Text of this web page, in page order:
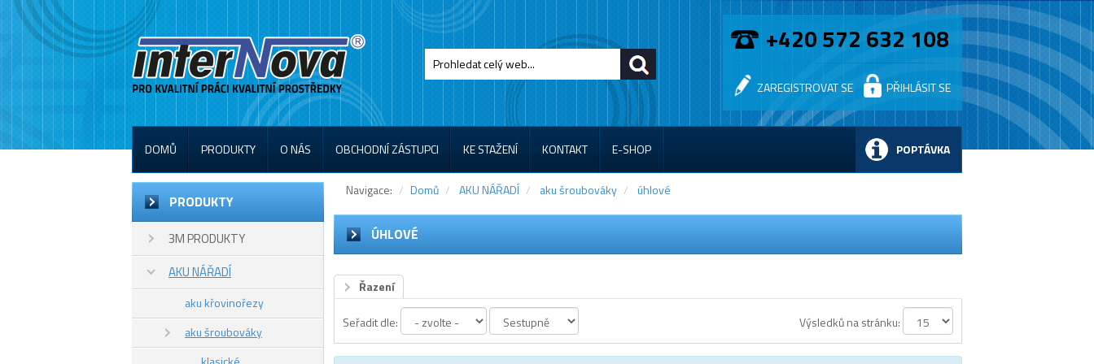
+420 572 632 108
ZAREGISTROVAT SE PŘIHLÁSIT SE
DOMŮ PRODUKTY O NÁS OBCHODNÍ ZÁSTUPCI KE STAŽENÍ KONTAKT E-SHOP POPTÁVKA
PRODUKTY
3M PRODUKTY
AKU NÁŘADÍ
aku křovinořezy
aku šroubováky
Navigace: Domů AKU NÁŘADÍ aku šroubováky úhlové
ÚHLOVÉ
Řazení
Seřadit dle: Výsledků na stránku: